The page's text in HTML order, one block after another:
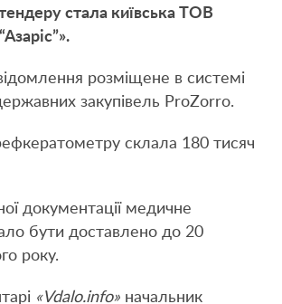
стала київська ТОВ
розміщене в системі
закупівель ProZorro.
склала 180 тисяч
документації медичне
бути доставлено до 20
року.
«Vdalo.info» начальник